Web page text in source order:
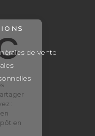
de vente